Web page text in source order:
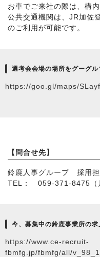
お車でご来社の際は、構
公共交通機関は、JR加佐
のご利用が可能です。
選考会会場の場所をグーグ
https://goo.gl/maps/
【問合せ先】
鈴鹿人事グループ 採用担
TEL： 059-371-8475（
今、募集中の鈴鹿事業所の求
https://www.ce-recruit-
fbmfg.jp/fbmfg/all/